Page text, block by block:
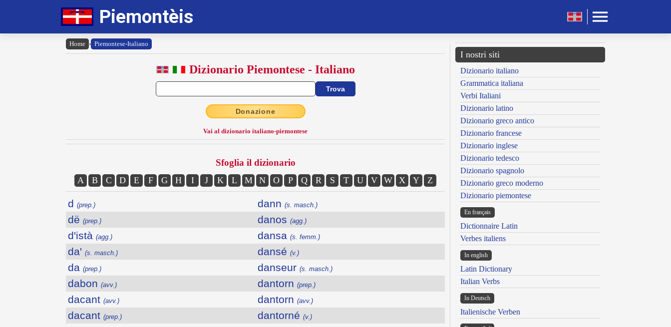
Piemontèis
Home › Piemontese-Italiano
Dizionario Piemontese - Italiano
Donazione
Vai al dizionario italiano-piemontese
Sfoglia il dizionario
A B C D E F G H I J K L M N O P Q R S T U V W X Y Z
d (prep.) dann (s. masch.)
dë (prep.) danos (agg.)
d'istà (agg.) dansa (s. femm.)
da' (s. masch.) dansé (v.)
da (prep.) danseur (s. masch.)
dabon (avv.) dantorn (prep.)
dacant (avv.) dantorn (avv.)
dacant (prep.) dantorné (v.)
I nostri siti
Dizionario italiano
Grammatica italiana
Verbi Italiani
Dizionario latino
Dizionario greco antico
Dizionario francese
Dizionario inglese
Dizionario tedesco
Dizionario spagnolo
Dizionario greco moderno
Dizionario piemontese
En français
Dictionnaire Latin
Verbes italiens
In english
Latin Dictionary
Italian Verbs
In Deutsch
Italienische Verben